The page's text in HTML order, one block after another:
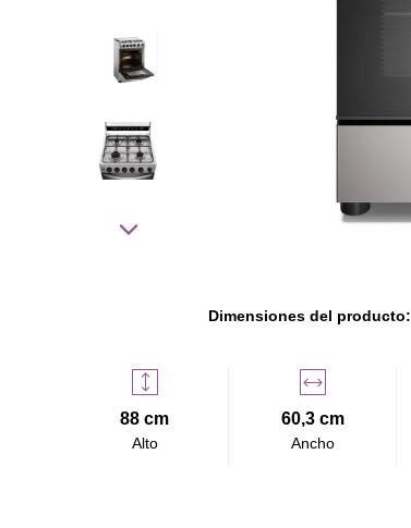
Dimensiones del producto:
88 cm
Alto
60,3 cm
Ancho